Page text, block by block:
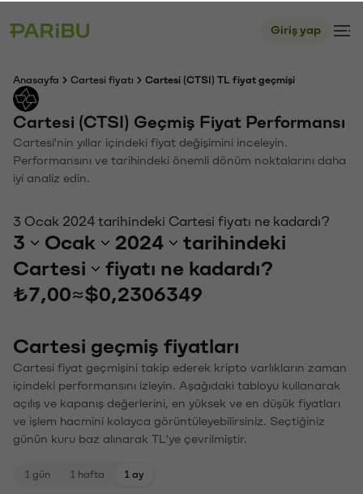
Giriş yap
Anasayfa Cartesi fiyatı Cartesi (CTSI) TL fiyat geçmişi
Cartesi (CTSI) Geçmiş Fiyat Performansı
Cartesi'nin yıllar içindeki fiyat değişimini inceleyin.
Performansını ve tarihindeki önemli dönüm noktalarını daha
iyi analiz edin.
3 Ocak 2024 tarihindeki Cartesi fiyatı ne kadardı?
3 Ocak 2024
tarihindeki
Cartesi
fiyatı ne kadardı?
₺7,00≈$0,2306349
Cartesi geçmiş fiyatları
Cartesi fiyat geçmişini takip ederek kripto varlıkların zaman
içindeki performansını izleyin. Aşağıdaki tabloyu kullanarak
açılış ve kapanış değerlerini, en yüksek ve en düşük fiyatları
ve işlem hacmini kolayca görüntüleyebilirsiniz. Seçtiğiniz
günün kuru baz alınarak TL'ye çevrilmiştir.
1 gün 1 hafta 1 ay